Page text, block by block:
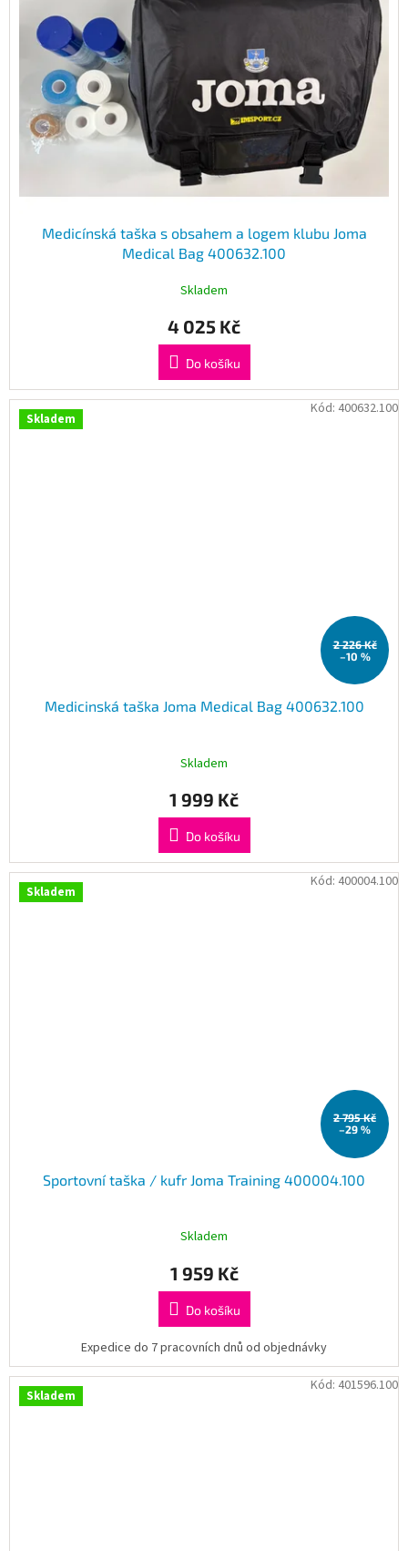
Medicínská taška s obsahem a logem klubu Joma
Medical Bag 400632.100
Skladem
4 025 Kč
Do košíku
Skladem
2 226 Kč
–10 %
Medicinská taška Joma Medical Bag 400632.100
Skladem
1 999 Kč
Do košíku
Kód: 400632.100
Skladem
2 795 Kč
–29 %
Sportovní taška / kufr Joma Training 400004.100
Skladem
1 959 Kč
Do košíku
Expedice do 7 pracovních dnů od objednávky
Kód: 400004.100
Skladem
Kód: 401596.100